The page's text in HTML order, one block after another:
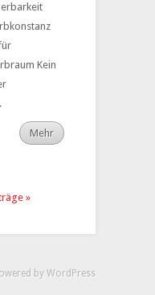
Kein
Mehr
»
by WordPress